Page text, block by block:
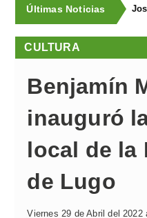
Últimas Noticias
CULTURA
Benjamín
inauguró
local de la
de Lugo
Viernes 29 de Abril del 2022